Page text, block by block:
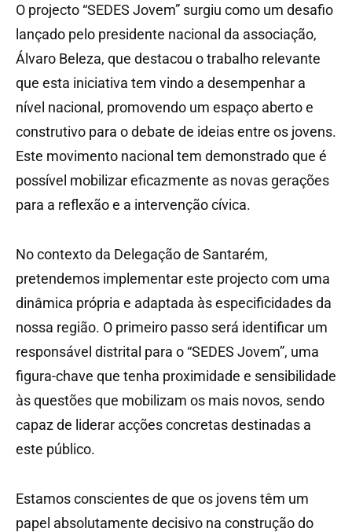
O projecto “SEDES Jovem” surgiu como um desafio
lançado pelo presidente nacional da associação,
Álvaro Beleza, que destacou o trabalho relevante
que esta iniciativa tem vindo a desempenhar a
nível nacional, promovendo um espaço aberto e
construtivo para o debate de ideias entre os jovens.
Este movimento nacional tem demonstrado que é
possível mobilizar eficazmente as novas gerações
para a reflexão e a intervenção cívica.
No contexto da Delegação de Santarém,
pretendemos implementar este projecto com uma
dinâmica própria e adaptada às especificidades da
nossa região. O primeiro passo será identificar um
responsável distrital para o “SEDES Jovem”, uma
figura-chave que tenha proximidade e sensibilidade
às questões que mobilizam os mais novos, sendo
capaz de liderar acções concretas destinadas a
este público.
Estamos conscientes de que os jovens têm um
papel absolutamente decisivo na construção do